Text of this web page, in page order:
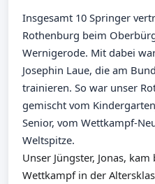
Insgesamt 10 Springer
Rothenburg beim
Wernigerode. Mit dabei
Josephin Laue, die am
trainieren. So war unser
gemischt vom
Senior, vom Wettkampf-
Weltspitze.
Unser Jüngster, Jonas, kam
Wettkampf in der